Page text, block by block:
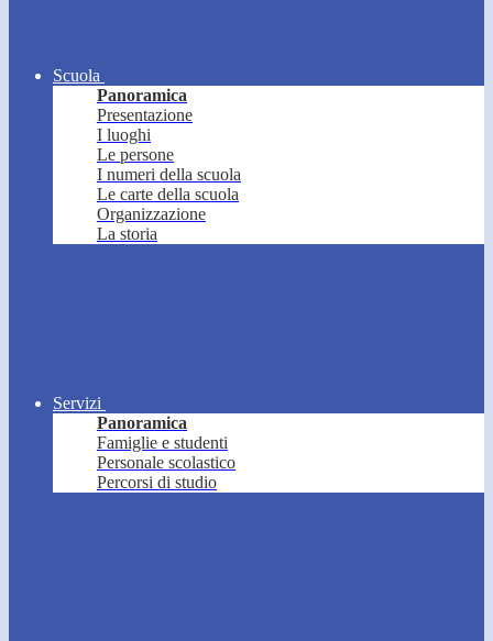
Scuola
Panoramica
Presentazione
I luoghi
Le persone
I numeri della scuola
Le carte della scuola
Organizzazione
La storia
Servizi
Panoramica
Famiglie e studenti
Personale scolastico
Percorsi di studio